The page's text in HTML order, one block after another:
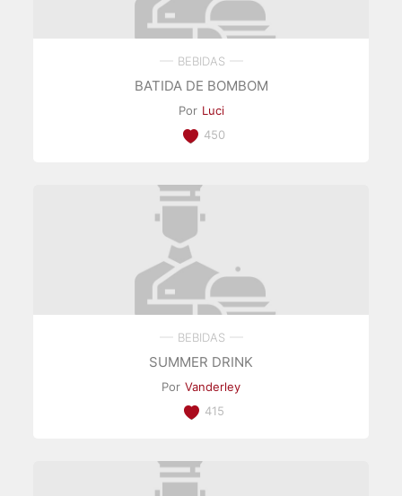
BEBIDAS
BATIDA DE BOMBOM
Por Luci
450
BEBIDAS
SUMMER DRINK
Por Vanderley
415